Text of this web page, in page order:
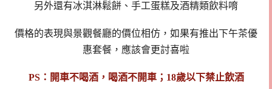
另外還有冰淇淋鬆餅、手工蛋糕及酒精類飲料唷
價格的表現與景觀餐廳的價位相仿，如果有推出下午茶優
惠套餐，應該會更討喜啦
PS：開車不喝酒，喝酒不開車；18歲以下禁止飲酒